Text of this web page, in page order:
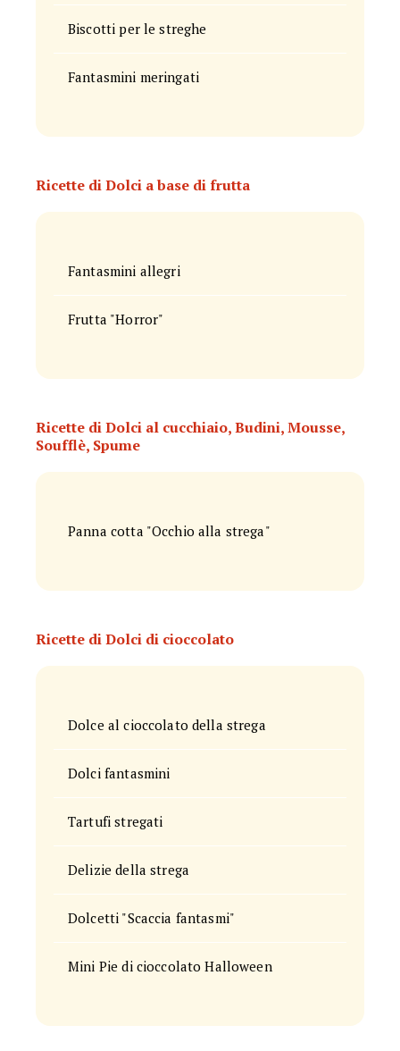
Biscotti per le streghe
Fantasmini meringati
Ricette di Dolci a base di frutta
Fantasmini allegri
Frutta "Horror"
Ricette di Dolci al cucchiaio, Budini, Mousse,
Soufflè, Spume
Panna cotta "Occhio alla strega"
Ricette di Dolci di cioccolato
Dolce al cioccolato della strega
Dolci fantasmini
Tartufi stregati
Delizie della strega
Dolcetti "Scaccia fantasmi"
Mini Pie di cioccolato Halloween